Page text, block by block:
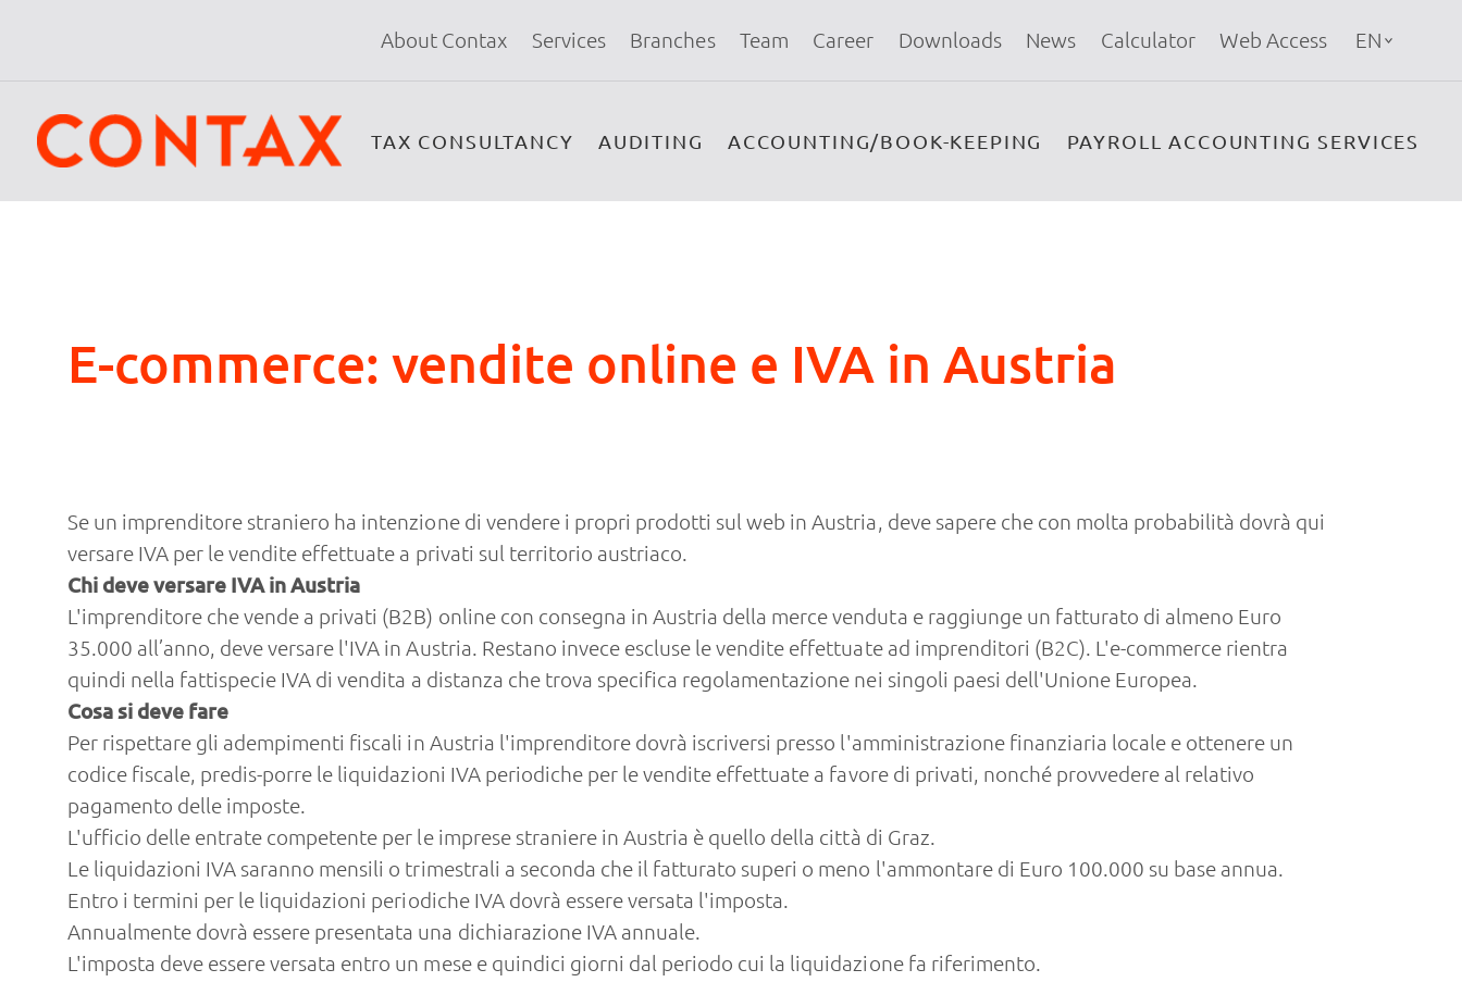
About Contax Services Branches Team Career Downloads News Calculator Web Access EN
TAX CONSULTANCY AUDITING ACCOUNTING/BOOK-KEEPING PAYROLL ACCOUNTING SERVICES
E-commerce: vendite online e IVA in Austria
Se un imprenditore straniero ha intenzione di vendere i propri prodotti sul web in Austria, deve sapere che con molta probabilità dovrà qui
versare IVA per le vendite effettuate a privati sul territorio austriaco.
Chi deve versare IVA in Austria
L'imprenditore che vende a privati (B2B) online con consegna in Austria della merce venduta e raggiunge un fatturato di almeno Euro
35.000 all’anno, deve versare l'IVA in Austria. Restano invece escluse le vendite effettuate ad imprenditori (B2C). L'e-commerce rientra
quindi nella fattispecie IVA di vendita a distanza che trova specifica regolamentazione nei singoli paesi dell'Unione Europea.
Cosa si deve fare
Per rispettare gli adempimenti fiscali in Austria l'imprenditore dovrà iscriversi presso l'amministrazione finanziaria locale e ottenere un
codice fiscale, predis-porre le liquidazioni IVA periodiche per le vendite effettuate a favore di privati, nonché provvedere al relativo
pagamento delle imposte.
L'ufficio delle entrate competente per le imprese straniere in Austria è quello della città di Graz.
Le liquidazioni IVA saranno mensili o trimestrali a seconda che il fatturato superi o meno l'ammontare di Euro 100.000 su base annua.
Entro i termini per le liquidazioni periodiche IVA dovrà essere versata l'imposta.
Annualmente dovrà essere presentata una dichiarazione IVA annuale.
L'imposta deve essere versata entro un mese e quindici giorni dal periodo cui la liquidazione fa riferimento.